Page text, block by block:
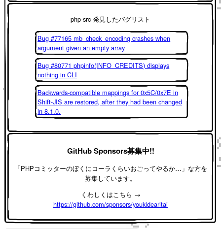
php-src 発見したバグリスト
Bug #77165 mb_check_encoding crashes when
argument given an empty array
Bug #80771 phpinfo(INFO_CREDITS) displays
nothing in CLI
Backwards-compatible mappings for 0x5C/0x7E in
Shift-JIS are restored, after they had been changed
in 8.1.0.
GitHub Sponsors募集中!!
「PHPコミッターのぼくにコーラくらいおごってやるか…」な方を
募集しています。
くわしくはこちら →
https://github.com/sponsors/youkidearitai